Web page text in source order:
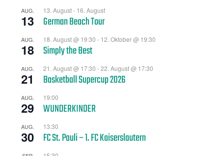
AUG.
13
13. August- 16. August
German Beach Tour
AUG.
18
18. August @ 19:30 - 12. Oktober @ 19:30
Simply the Best
AUG.
21
21. August @ 17:30 -22. August @ 17:30
Basketball Supercup 2026
AUG.
29
19:00
WUNDERKINDER
AUG.
30
13:30
FC St. Pauli – 1. FC Kaiserslautern